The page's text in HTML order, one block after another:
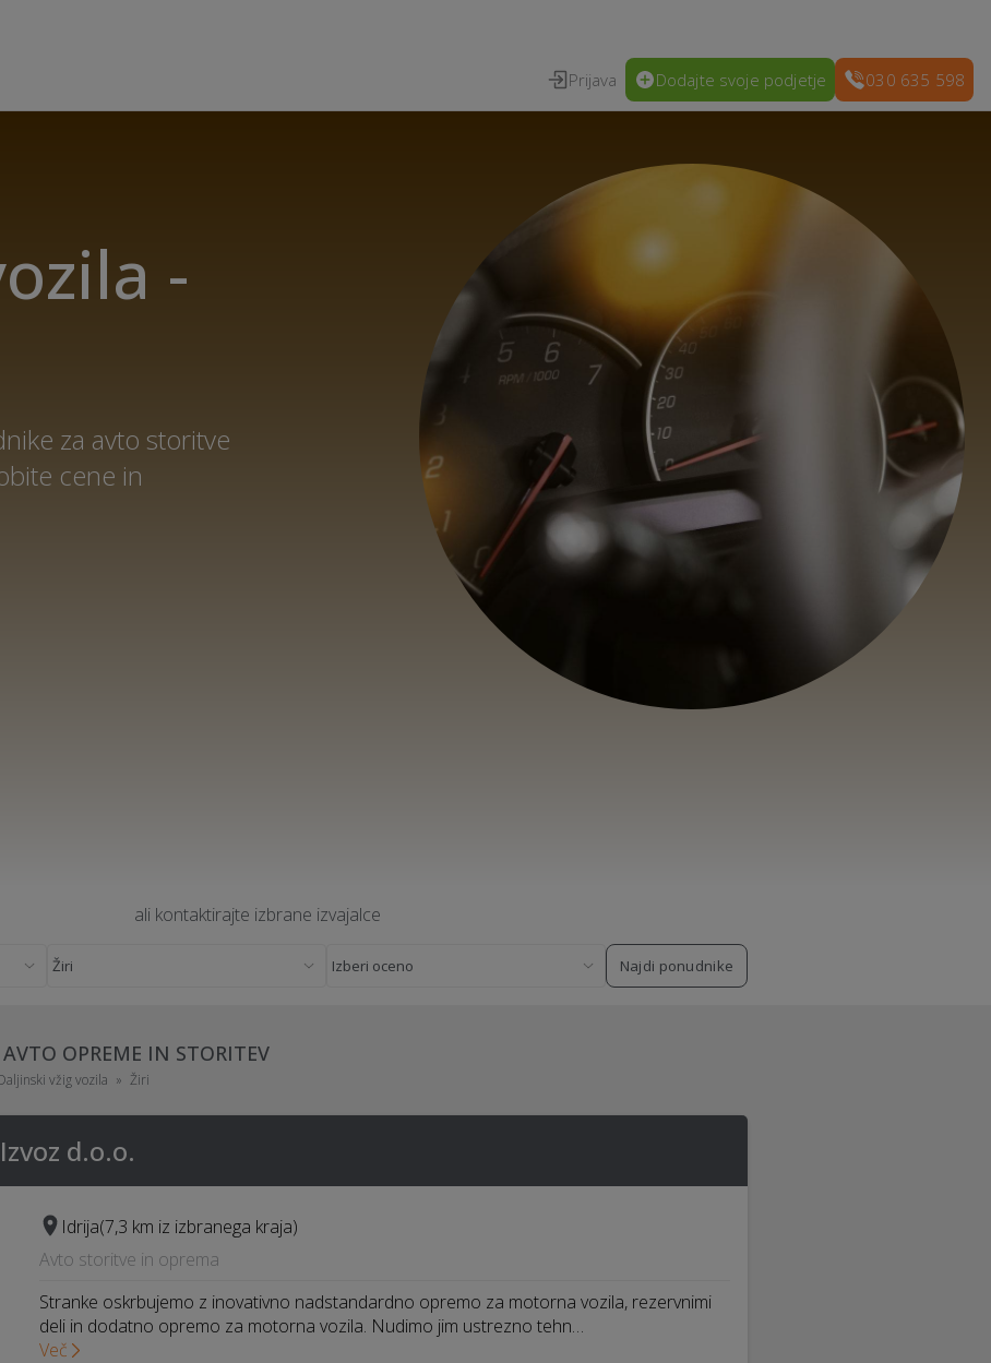
Prijava Dodajte svoje podjetje 030 635 598
-
za avto storitve
cene in
ali kontaktirajte izbrane izvajalce
Najdi ponudnike
OPREME IN STORITEV
vžig vozila Žiri
d.o.o.
Idrija(7,3 km iz izbranega kraja)
Avto storitve in oprema
Stranke oskrbujemo z inovativno nadstandardno opremo za motorna vozila, rezervnimi
deli in dodatno opremo za motorna vozila. Nudimo jim ustrezno tehn…
Več